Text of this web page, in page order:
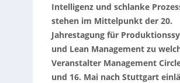
Intelligenz und schlanke
stehen im Mittelpunkt der 20.
Jahrestagung für
und Lean Management zu
Veranstalter Management
und 16. Mai nach Stuttgart